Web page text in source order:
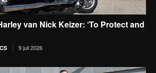
van Nick Keizer: ‘To Protect and
9 juli 2026